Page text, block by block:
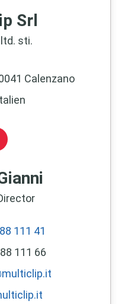
Srl
sti.
Calenzano
111 41
111 66